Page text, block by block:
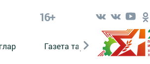
16+
Газета тарихы Әкият